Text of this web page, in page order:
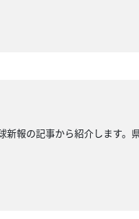
報の記事から紹介します